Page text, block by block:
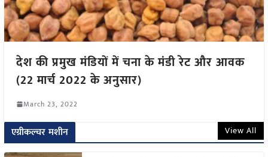
देश की प्रमुख मंडियों में चना के मंडी रेट और आवक
(22 मार्च 2022 के अनुसार)
March 23, 2022
एग्रीकल्चर मशीन View All